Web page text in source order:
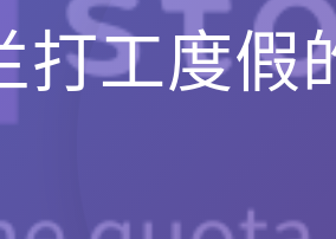
打工度假